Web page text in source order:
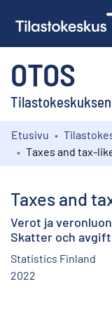
OTOS
Kokoelmat
Etusivu
Taxes and
Verot ja
Skatter och
Statistics Finland
2022